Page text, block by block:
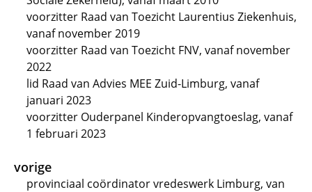
voorzitter Raad van Toezicht Laurentius Ziekenhuis,
vanaf november 2019
voorzitter Raad van Toezicht FNV, vanaf november
2022
lid Raad van Advies MEE Zuid-Limburg, vanaf
januari 2023
voorzitter Ouderpanel Kinderopvangtoeslag, vanaf
1 februari 2023
vorige
provinciaal coördinator vredeswerk Limburg, van